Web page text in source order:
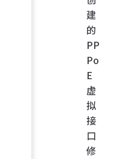
建
的
PP
Po
E
虚
拟
接
口
修